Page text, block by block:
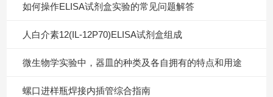
如何操作ELISA试剂盒实验的常见问题解答
人白介素12(IL-12P70)ELISA试剂盒组成
微生物学实验中，器皿的种类及各自拥有的特点和用途
螺口进样瓶焊接内插管综合指南